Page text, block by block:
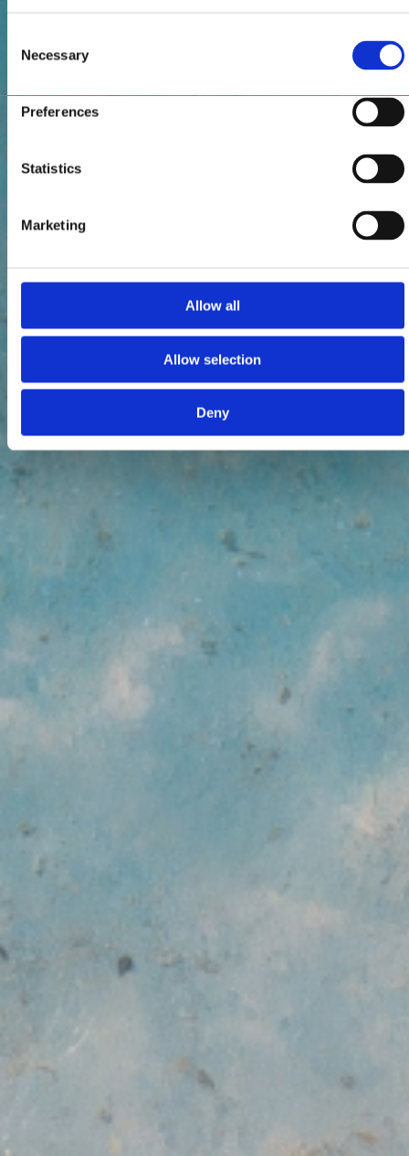
Selection
Necessary
Preferences
Statistics
Marketing
Allow all
Allow selection
Deny